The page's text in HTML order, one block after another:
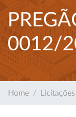
0012/
Home Licitações